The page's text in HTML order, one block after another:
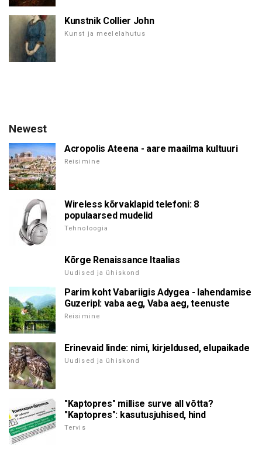
Kunstnik Collier John
Kunst ja meelelahutus
Newest
Acropolis Ateena - aare maailma kultuuri
Reisimine
Wireless kõrvaklapid telefoni: 8
populaarsed mudelid
Tehnoloogia
Kõrge Renaissance Itaalias
Uudised ja ühiskond
Parim koht Vabariigis Adygea - lahendamise
Guzeripl: vaba aeg, Vaba aeg, teenuste
Reisimine
Erinevaid linde: nimi, kirjeldused, elupaikade
Uudised ja ühiskond
"Kaptopres" millise surve all võtta?
"Kaptopres": kasutusjuhised, hind
Tervis